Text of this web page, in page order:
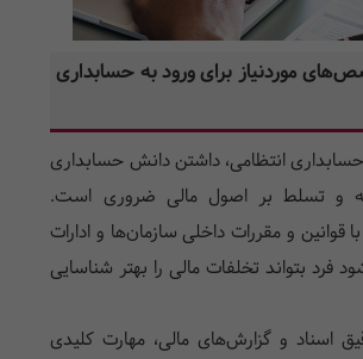
موردنیاز برای ورود به حسابداری
انتظامی، داشتن دانش حسابداری
و تسلط بر اصول مالی ضروری است.
قوانین و مقررات داخلی سازمان‌ها و ادارات
فرد بتواند تخلفات مالی را بهتر شناسایی
اسناد و گزارش‌های مالی، مهارت کلیدی